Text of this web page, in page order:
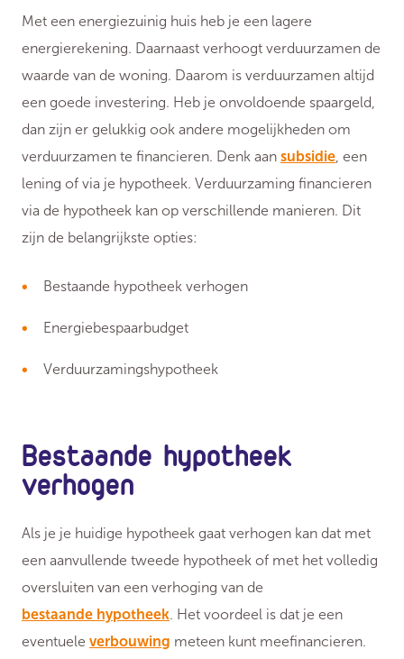
Met een energiezuinig huis heb je een lagere
energierekening. Daarnaast verhoogt verduurzamen de
waarde van de woning. Daarom is verduurzamen altijd
een goede investering. Heb je onvoldoende spaargeld,
dan zijn er gelukkig ook andere mogelijkheden om
verduurzamen te financieren. Denk aan subsidie, een
lening of via je hypotheek. Verduurzaming financieren
via de hypotheek kan op verschillende manieren. Dit
zijn de belangrijkste opties:
Bestaande hypotheek verhogen
Energiebespaarbudget
Verduurzamingshypotheek
Bestaande hypotheek
verhogen
Als je je huidige hypotheek gaat verhogen kan dat met
een aanvullende tweede hypotheek of met het volledig
oversluiten van een verhoging van de
bestaande hypotheek. Het voordeel is dat je een
eventuele verbouwing meteen kunt meefinancieren.